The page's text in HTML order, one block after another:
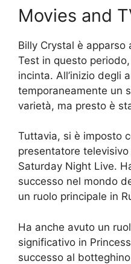
Movies and
Billy Crystal è
Test in questo
incinta. All’inizio degli
temporaneamente un
varietà, ma presto è
Tuttavia, si è imposto
presentatore
Saturday Night Live.
successo nel mondo
un ruolo principale in
Ha anche avuto un
significativo in
successo al